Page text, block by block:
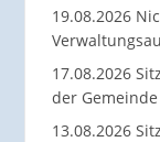
19.08.2026
17.08.2026
der
13.08.2026